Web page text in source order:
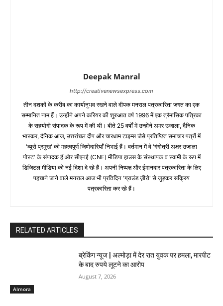
Deepak Manral
http://creativenewsexpress.com
तीन दशकों के करीब का कार्यानुभव रखने वाले दीपक मनराल पत्रकारिता जगत का एक
सम्मानित नाम हैं। उन्होंने अपने करियर की शुरुआत वर्ष 1996 में एक त्रैमासिक पत्रिका
के सहयोगी संपादक के रूप में की थी। बीते 25 वर्षों में उन्होंने अमर उजाला, दैनिक
भास्कर, दैनिक आज, उत्तरांचल दीप और चारधाम टाइम्स जैसे प्रतिष्ठित समाचार पत्रों में
'ब्यूरो प्रमुख' की महत्वपूर्ण जिम्मेदारियाँ निभाई हैं। वर्तमान में वे 'गंगोत्री अक्षर उजाला
पोस्ट' के संपादक हैं और सीएनई (CNE) मीडिया हाउस के संस्थापक व स्वामी के रूप में
डिजिटल मीडिया को नई दिशा दे रहे हैं। अपनी निष्पक्ष और ईमानदार पत्रकारिता के लिए
पहचाने जाने वाले मनराल आज भी प्रतिदिन 'ग्राउंड ज़ीरो' से जुड़कर सक्रिय
पत्रकारिता कर रहे हैं।
RELATED ARTICLES
Almora
ब्रेकिंग न्यूज | अल्मोड़ा में देर रात युवक पर हमला, मारपीट
के बाद रुपये लूटने का आरोप
August 7, 2026